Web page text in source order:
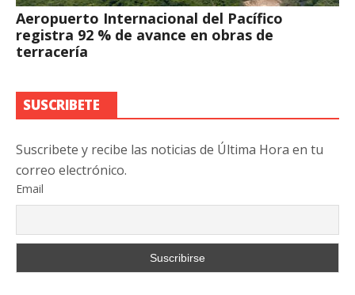
Aeropuerto Internacional del Pacífico
registra 92 % de avance en obras de
terracería
SUSCRIBETE
Suscribete y recibe las noticias de Última Hora en tu
correo electrónico.
Email